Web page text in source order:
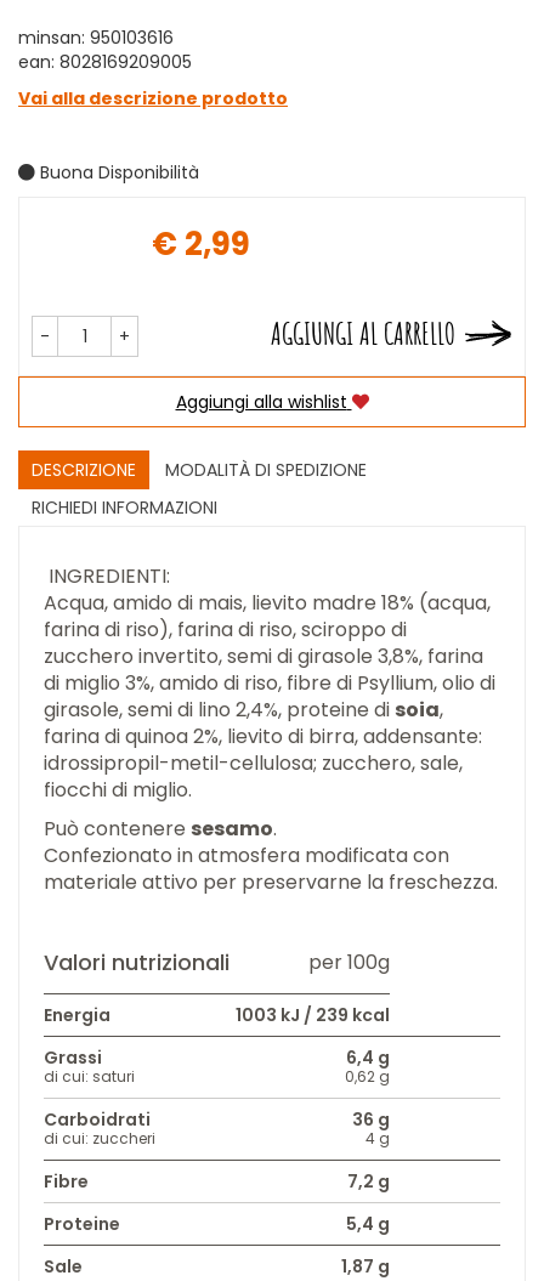
minsan: 950103616
ean: 8028169209005
Vai alla descrizione prodotto
Buona Disponibilità
€ 2,99
- + AGGIUNGI AL CARRELLO
Aggiungi alla wishlist
DESCRIZIONE
MODALITÀ DI SPEDIZIONE
RICHIEDI INFORMAZIONI
INGREDIENTI:
Acqua, amido di mais, lievito madre 18% (acqua,
farina di riso), farina di riso, sciroppo di
zucchero invertito, semi di girasole 3,8%, farina
di miglio 3%, amido di riso, fibre di Psyllium, olio di
girasole, semi di lino 2,4%, proteine di soia,
farina di quinoa 2%, lievito di birra, addensante:
idrossipropil-metil-cellulosa; zucchero, sale,
fiocchi di miglio.
Può contenere sesamo.
Confezionato in atmosfera modificata con
materiale attivo per preservarne la freschezza.
Valori nutrizionali per 100g
Energia
1003 kJ / 239 kcal
Grassi
6,4 g
di cui: saturi 0,62 g
Carboidrati 36 g
di cui: zuccheri 4 g
Fibre
7,2 g
Proteine
5,4 g
Sale
1,87 g